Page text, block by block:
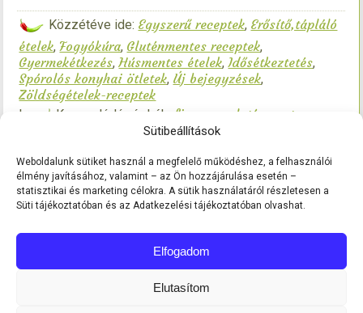
Sütibeállítások
Weboldalunk sütiket használ a megfelelő működéshez, a felhasználói
élmény javításához, valamint – az Ön hozzájárulása esetén –
statisztikai és marketing célokra. A sütik használatáról részletesen a
Süti tájékoztatóban és az Adatkezelési tájékoztatóban olvashat.
Elfogadom
Elutasítom
Közzétéve ide: Egyszerű receptek, Erősítő,tápláló
ételek,Fogyókúra, Gluténmentes receptek,
Gyermekétkezés,Húsmentes ételek,Idősétkeztetés,
Spórolós konyhai ötletek, Új bejegyzések,
Zöldségételek-receptek
| Kapcsolódó címkék: finoman gluténmentesen
gluténmentes cukkinitócsni,gluténmentes étrend